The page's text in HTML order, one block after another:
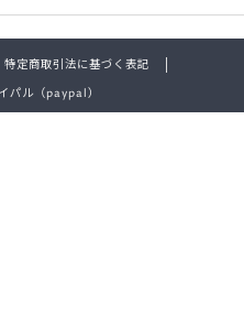
特定商取引法に基づく表記
ル（paypal）